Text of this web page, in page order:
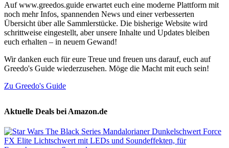
Auf www.greedos.guide erwartet euch eine moderne Plattform mit
noch mehr Infos, spannenden News und einer verbesserten
Übersicht über alle Sammlerstücke. Die bisherige Website wird
schrittweise eingestellt, aber unsere Inhalte und Updates bleiben
euch erhalten – in neuem Gewand!
Wir danken euch für eure Treue und freuen uns darauf, euch auf
Greedo's Guide wiederzusehen. Möge die Macht mit euch sein!
Zu Greedo's Guide
Aktuelle Deals bei Amazon.de